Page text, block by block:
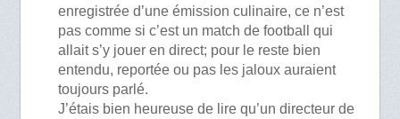
enregistrée d’une émission culinaire, ce n’est
pas comme si c’est un match de football qui
allait s’y jouer en direct; pour le reste bien
entendu, reportée ou pas les jaloux auraient
toujours parlé.
J’étais bien heureuse de lire qu’un directeur de